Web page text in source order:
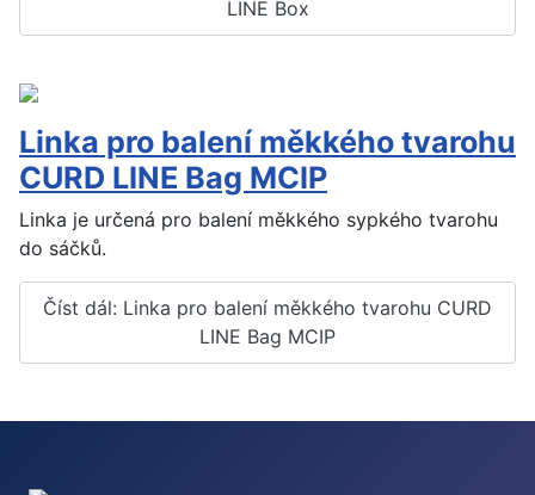
LINE Box
Linka pro balení měkkého tvarohu
CURD LINE Bag MCIP
Linka je určená pro balení měkkého sypkého tvarohu
do sáčků.
Číst dál: Linka pro balení měkkého tvarohu CURD
LINE Bag MCIP